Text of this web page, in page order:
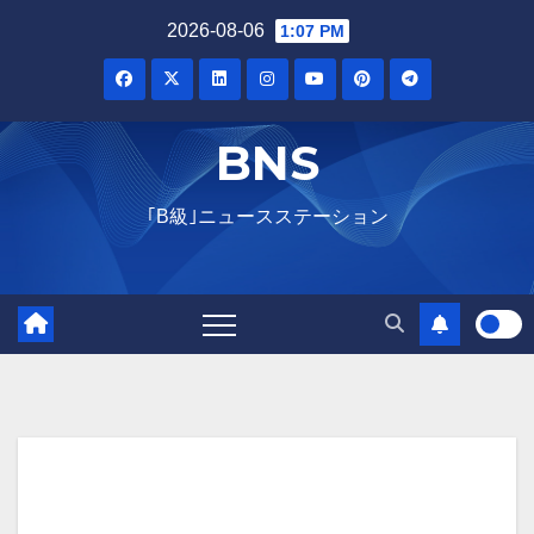
2026-08-06 1:07 PM
BNS
｢B級｣ニュースステーション